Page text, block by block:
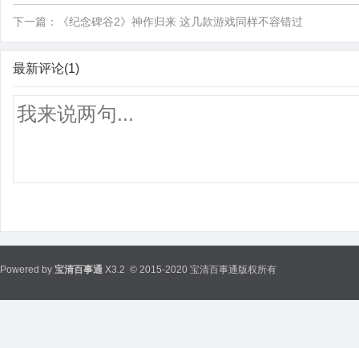
下一篇： 《纪念碑谷2》神作归来 这几款游戏同样不容错过
最新评论(1)
Powered by 宝清百事通 X3.2 © 2015-2020 宝清百事通版权所有